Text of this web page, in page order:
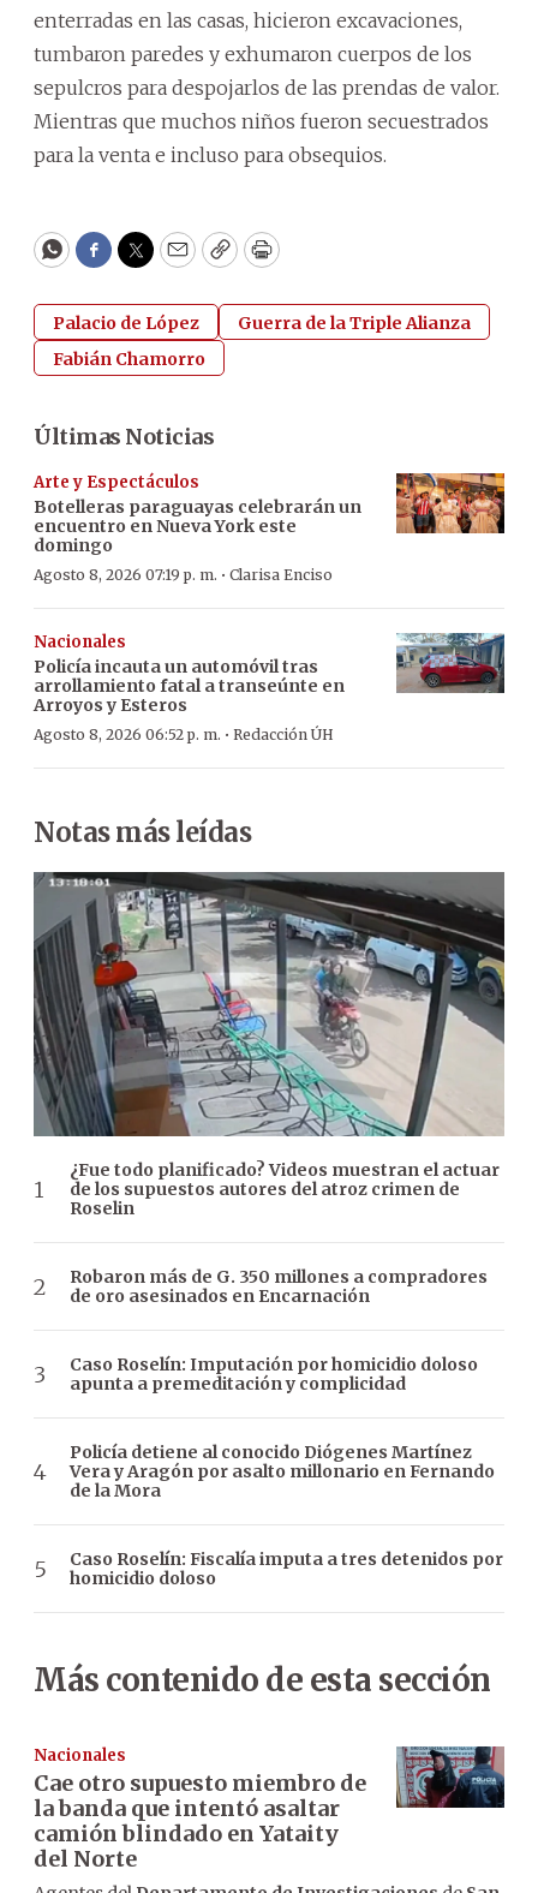
enterradas en las casas, hicieron excavaciones,
tumbaron paredes y exhumaron cuerpos de los
sepulcros para despojarlos de las prendas de valor.
Mientras que muchos niños fueron secuestrados
para la venta e incluso para obsequios.
WhatsApp
Facebook
Twitter
EmailCopyPrint
Palacio de López
Guerra de la Triple Alianza
Fabián Chamorro
Últimas Noticias
Arte y Espectáculos
Botelleras paraguayas celebrarán un
encuentro en Nueva York este
domingo
Agosto 8, 2026 07:19 p. m. · Clarisa Enciso
Nacionales
Policía incauta un automóvil tras
arrollamiento fatal a transeúnte en
Arroyos y Esteros
Agosto 8, 2026 06:52 p. m. · Redacción ÚH
Notas más leídas
¿Fue todo planificado? Videos muestran el actuar
de los supuestos autores del atroz crimen de
Roselin
Robaron más de G. 350 millones a compradores
de oro asesinados en Encarnación
Caso Roselín: Imputación por homicidio doloso
apunta a premeditación y complicidad
Policía detiene al conocido Diógenes Martínez
Vera y Aragón por asalto millonario en Fernando
de la Mora
Caso Roselín: Fiscalía imputa a tres detenidos por
homicidio doloso
Más contenido de esta sección
Nacionales
Cae otro supuesto miembro de
la banda que intentó asaltar
camión blindado en Yataity
del Norte